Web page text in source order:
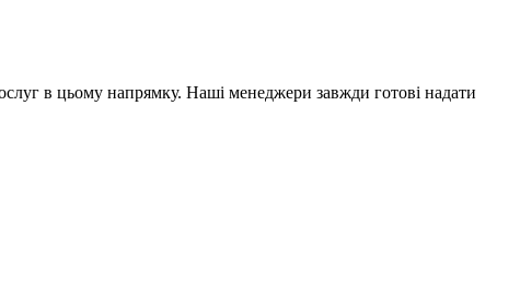
в цьому напрямку. Наші менеджери завжди готові надати